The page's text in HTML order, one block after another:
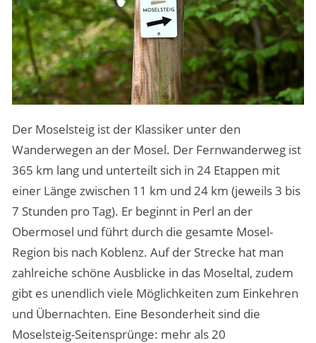
Der Moselsteig ist der Klassiker unter den
Wanderwegen an der Mosel. Der Fernwanderweg ist
365 km lang und unterteilt sich in 24 Etappen mit
einer Länge zwischen 11 km und 24 km (jeweils 3 bis
7 Stunden pro Tag). Er beginnt in Perl an der
Obermosel und führt durch die gesamte Mosel-
Region bis nach Koblenz. Auf der Strecke hat man
zahlreiche schöne Ausblicke in das Moseltal, zudem
gibt es unendlich viele Möglichkeiten zum Einkehren
und Übernachten. Eine Besonderheit sind die
Moselsteig-Seitensprünge: mehr als 20